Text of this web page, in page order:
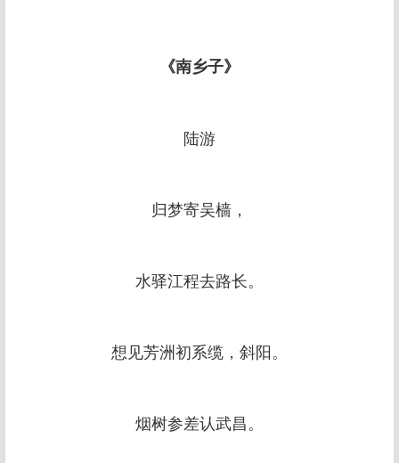
《南乡子》
陆游
归梦寄吴樯，
水驿江程去路长。
想见芳洲初系缆，斜阳。
烟树参差认武昌。